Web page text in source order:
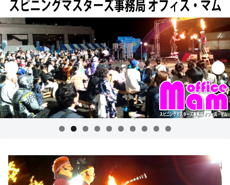
0